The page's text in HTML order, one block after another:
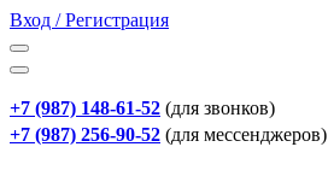
Вход / Регистрация
+7 (987) 148-61-52 (для звонков)
+7 (987) 256-90-52 (для мессенджеров)